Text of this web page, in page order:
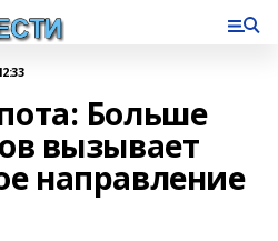
Больше
вызывает
направление